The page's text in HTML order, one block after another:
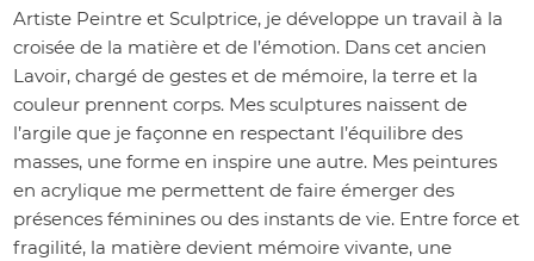
Artiste Peintre et Sculptrice, je développe un travail à la
croisée de la matière et de l’émotion. Dans cet ancien
Lavoir, chargé de gestes et de mémoire, la terre et la
couleur prennent corps. Mes sculptures naissent de
l’argile que je façonne en respectant l’équilibre des
masses, une forme en inspire une autre. Mes peintures
en acrylique me permettent de faire émerger des
présences féminines ou des instants de vie. Entre force et
fragilité, la matière devient mémoire vivante, une